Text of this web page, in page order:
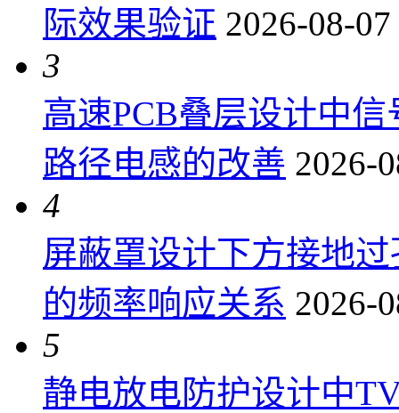
际效果验证 2026-08-
3
高速PCB叠层设计中
路径电感的改善 2026-
4
屏蔽罩设计下方接地
的频率响应关系 2026-
5
静电放电防护设计中